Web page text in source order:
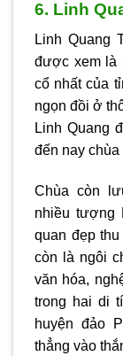
6. Linh
Linh Quang
được xem là
cổ nhất của
ngọn đồi ở
Linh Quang
đến nay chùa
Chùa còn
nhiều tượng
quan đẹp
còn là ngôi
văn hóa,
trong hai di
huyện đảo
thẳng vào